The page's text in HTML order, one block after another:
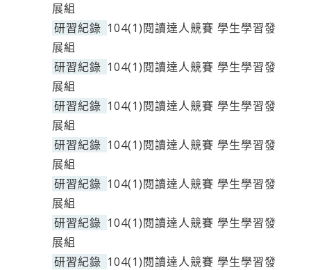
展組
研習紀錄 104(1)閱讀達人競賽 學生學習發
展組
研習紀錄 104(1)閱讀達人競賽 學生學習發
展組
研習紀錄 104(1)閱讀達人競賽 學生學習發
展組
研習紀錄 104(1)閱讀達人競賽 學生學習發
展組
研習紀錄 104(1)閱讀達人競賽 學生學習發
展組
研習紀錄 104(1)閱讀達人競賽 學生學習發
展組
研習紀錄 104(1)閱讀達人競賽 學生學習發